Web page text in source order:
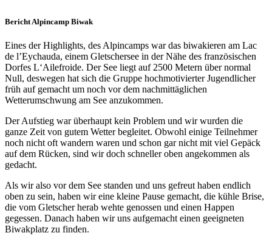
Bericht Alpincamp Biwak
Eines der Highlights, des Alpincamps war das biwakieren am Lac
de l’Eychauda, einem Gletschersee in der Nähe des französischen
Dorfes L‘Ailefroide. Der See liegt auf 2500 Metern über normal
Null, deswegen hat sich die Gruppe hochmotivierter Jugendlicher
früh auf gemacht um noch vor dem nachmittäglichen
Wetterumschwung am See anzukommen.
Der Aufstieg war überhaupt kein Problem und wir wurden die
ganze Zeit von gutem Wetter begleitet. Obwohl einige Teilnehmer
noch nicht oft wandern waren und schon gar nicht mit viel Gepäck
auf dem Rücken, sind wir doch schneller oben angekommen als
gedacht.
Als wir also vor dem See standen und uns gefreut haben endlich
oben zu sein, haben wir eine kleine Pause gemacht, die kühle Brise,
die vom Gletscher herab wehte genossen und einen Happen
gegessen. Danach haben wir uns aufgemacht einen geeigneten
Biwakplatz zu finden.